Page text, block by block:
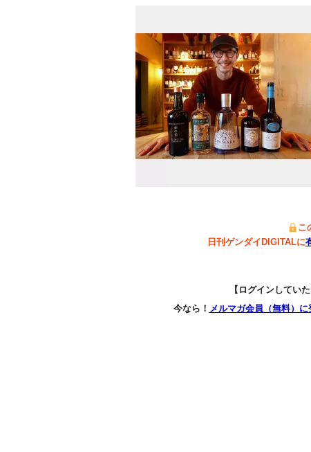
こ
日刊ゲンダイDIGITALに
【ログインしてい
今なら！ メルマガ会員（無料）に